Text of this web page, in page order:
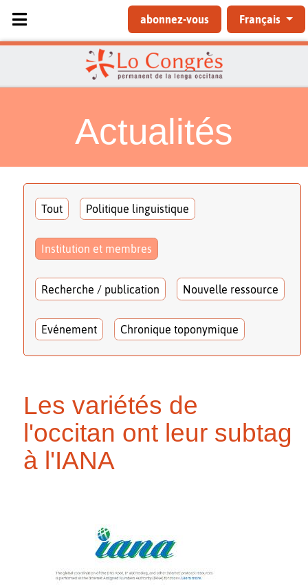
Sélectionnez votre langue
abonnez-vous Français
Actualités
Tout Politique linguistique
Institution et membres
Recherche / publication Nouvelle ressource
Evénement Chronique toponymique
Les variétés de
l'occitan ont leur subtag
à l'IANA